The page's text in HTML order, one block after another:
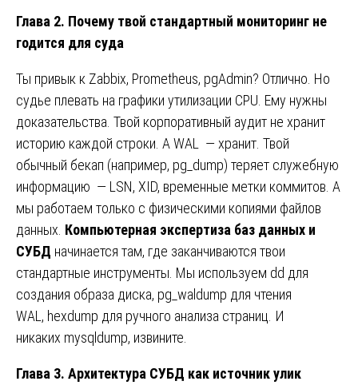
Глава 2. Почему твой стандартный мониторинг не
годится для суда
Ты привык к Zabbix, Prometheus, pgAdmin? Отлично. Но
судье плевать на графики утилизации CPU. Ему нужны
доказательства. Твой корпоративный аудит не хранит
историю каждой строки. А WAL — хранит. Твой
обычный бекап (например, pg_dump) теряет служебную
информацию — LSN, XID, временные метки коммитов. А
мы работаем только с физическими копиями файлов
данных. Компьютерная экспертиза баз данных и
СУБД начинается там, где заканчиваются твои
стандартные инструменты. Мы используем dd для
создания образа диска, pg_waldump для чтения
WAL, hexdump для ручного анализа страниц. И
никаких mysqldump, извините.
Глава 3. Архитектура СУБД как источник улик